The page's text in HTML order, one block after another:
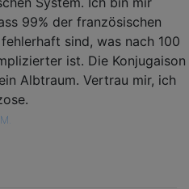
99% der französischen
sind, was nach 100
ist. Die Konjugaison
Albtraum. Vertrau mir, ich